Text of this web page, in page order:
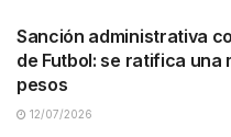
Sanción administrativa
de Futbol: se ratifica una
pesos
12/07/2026